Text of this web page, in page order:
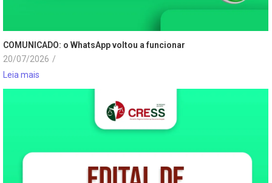
COMUNICADO: o WhatsApp voltou a funcionar
20/07/2026 /
Leia mais